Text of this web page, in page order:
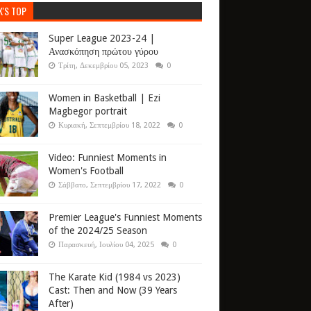
TOP
Super League 2023-24 |
Ανασκόπηση πρώτου γύρου
Τρίτη, Δεκεμβρίου 05, 2023 0
Women in Basketball | Ezi
Magbegor portrait
Κυριακή, Σεπτεμβρίου 18, 2022 0
Video: Funniest Moments in
Women's Football
Σάββατο, Σεπτεμβρίου 17, 2022 0
Premier League's Funniest Moments
of the 2024/25 Season
Παρασκευή, Ιουλίου 04, 2025 0
The Karate Kid (1984 vs 2023)
Cast: Then and Now (39 Years
After)